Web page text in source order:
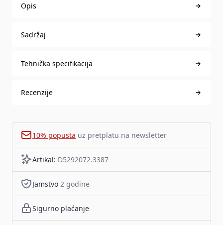
Opis
Sadržaj
Tehnička specifikacija
Recenzije
10% popusta uz pretplatu na newsletter
Artikal: D5292072.3387
Jamstvo 2 godine
Sigurno plaćanje